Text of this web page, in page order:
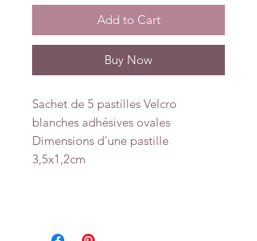
Add to Cart
Buy Now
Sachet de 5 pastilles Velcro
blanches adhésives ovales
Dimensions d'une pastille
3,5x1,2cm